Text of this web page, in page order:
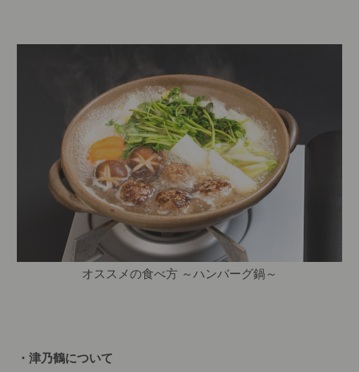
オススメの食べ方 ～ハンバーグ鍋～
・津乃鶴について